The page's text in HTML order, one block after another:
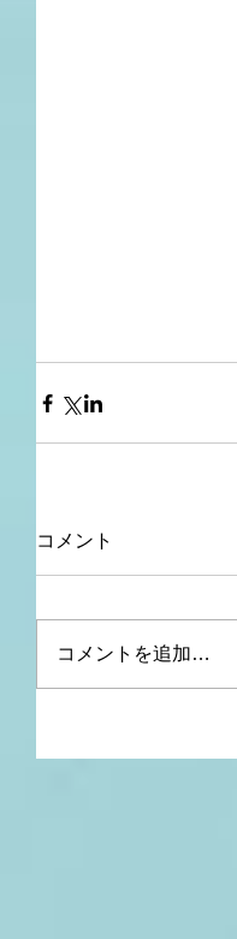
コメント
コメントを追加…